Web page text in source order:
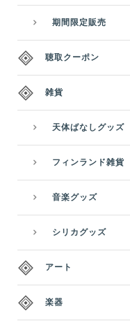
期間限定販売
聴取クーポン
雑貨
天体ばなしグッズ
フィンランド雑貨
音楽グッズ
シリカグッズ
アート
楽器